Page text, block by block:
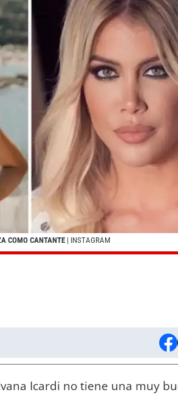
COMO CANTANTE | INSTAGRAM
Icardi no tiene una muy